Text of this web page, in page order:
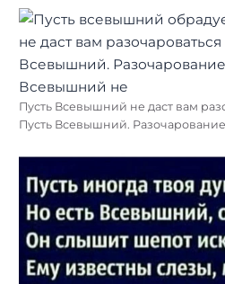
Пусть Всевышний не даст вам
Пусть Всевышний.